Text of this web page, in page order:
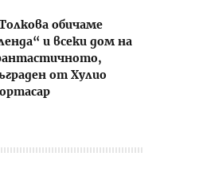
обичаме
и всеки дом на
от Хулио